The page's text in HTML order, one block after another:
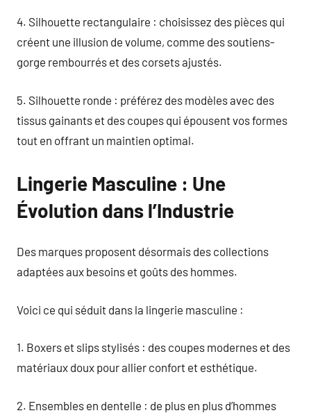
4. Silhouette rectangulaire : choisissez des pièces qui
créent une illusion de volume, comme des soutiens-
gorge rembourrés et des corsets ajustés.
5. Silhouette ronde : préférez des modèles avec des
tissus gainants et des coupes qui épousent vos formes
tout en offrant un maintien optimal.
Lingerie Masculine : Une
Évolution dans l’Industrie
Des marques proposent désormais des collections
adaptées aux besoins et goûts des hommes.
Voici ce qui séduit dans la lingerie masculine :
1. Boxers et slips stylisés : des coupes modernes et des
matériaux doux pour allier confort et esthétique.
2. Ensembles en dentelle : de plus en plus d’hommes